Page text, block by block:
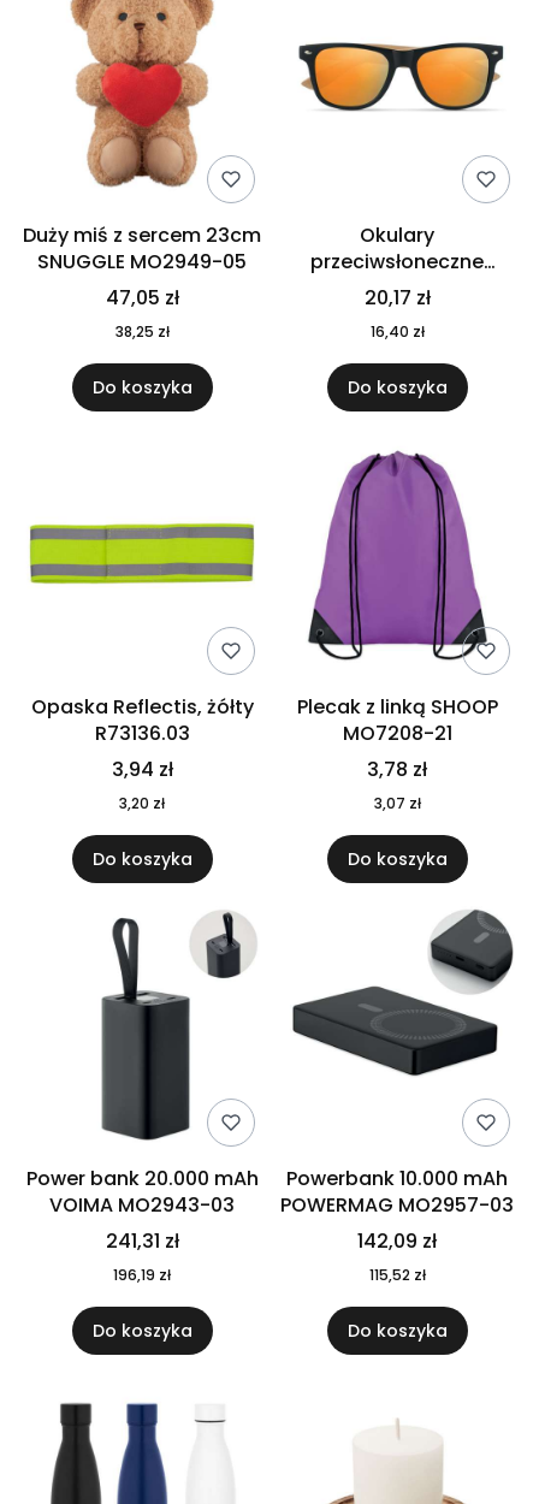
Duży miś z sercem 23cm
SNUGGLE MO2949-05
47,05 zł
38,25 zł
Do koszyka
Okulary
przeciwsłoneczne
CALIFORNIA TOUCH
MO9617-10
20,17 zł
16,40 zł
Do koszyka
Opaska Reflectis, żółty
R73136.03
3,94 zł
3,20 zł
Do koszyka
Plecak z linką SHOOP
MO7208-21
3,78 zł
3,07 zł
Do koszyka
Power bank 20.000 mAh
VOIMA MO2943-03
241,31 zł
196,19 zł
Do koszyka
Powerbank 10.000 mAh
POWERMAG MO2957-03
142,09 zł
115,52 zł
Do koszyka